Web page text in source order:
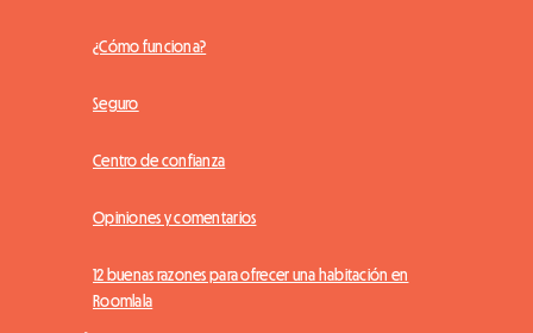
¿Cómo funciona?
Seguro
Centro de confianza
Opiniones y comentarios
12 buenas razones para ofrecer una habitación en
Roomlala